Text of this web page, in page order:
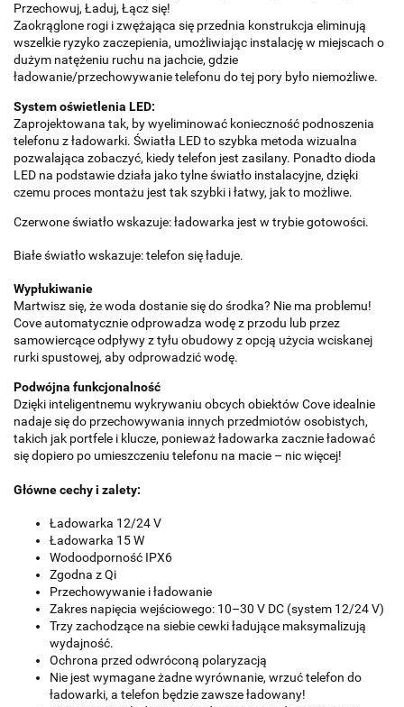
Przechowuj, Ładuj, Łącz się!
Zaokrąglone rogi i zwężająca się przednia konstrukcja eliminują
wszelkie ryzyko zaczepienia, umożliwiając instalację w miejscach o
dużym natężeniu ruchu na jachcie, gdzie
ładowanie/przechowywanie telefonu do tej pory było niemożliwe.
System oświetlenia LED:
Zaprojektowana tak, by wyeliminować konieczność podnoszenia
telefonu z ładowarki. Światła LED to szybka metoda wizualna
pozwalająca zobaczyć, kiedy telefon jest zasilany. Ponadto dioda
LED na podstawie działa jako tylne światło instalacyjne, dzięki
czemu proces montażu jest tak szybki i łatwy, jak to możliwe.
Czerwone światło wskazuje: ładowarka jest w trybie gotowości.
Białe światło wskazuje: telefon się ładuje.
Wypłukiwanie
Martwisz się, że woda dostanie się do środka? Nie ma problemu!
Cove automatycznie odprowadza wodę z przodu lub przez
samowiercące odpływy z tyłu obudowy z opcją użycia wciskanej
rurki spustowej, aby odprowadzić wodę.
Podwójna funkcjonalność
Dzięki inteligentnemu wykrywaniu obcych obiektów Cove idealnie
nadaje się do przechowywania innych przedmiotów osobistych,
takich jak portfele i klucze, ponieważ ładowarka zacznie ładować
się dopiero po umieszczeniu telefonu na macie – nic więcej!
Główne cechy i zalety:
Ładowarka 12/24 V
Ładowarka 15 W
Wodoodporność IPX6
Zgodna z Qi
Przechowywanie i ładowanie
Zakres napięcia wejściowego: 10–30 V DC (system 12/24 V)
Trzy zachodzące na siebie cewki ładujące maksymalizują
wydajność.
Ochrona przed odwróconą polaryzacją
Nie jest wymagane żadne wyrównanie, wrzuć telefon do
ładowarki, a telefon będzie zawsze ładowany!